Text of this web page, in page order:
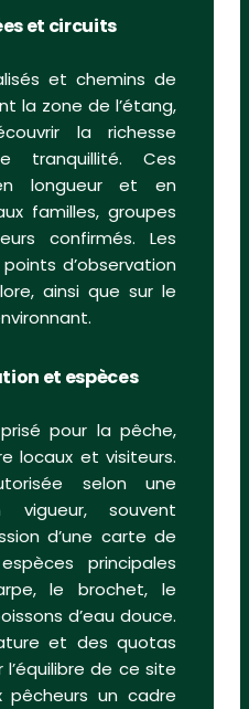
et circuits
et chemins de
la zone de l’étang,
la richesse
tranquillité. Ces
longueur et en
familles, groupes
confirmés. Les
d’observation
ainsi que sur le
et espèces
pour la pêche,
locaux et visiteurs.
selon une
vigueur, souvent
d’une carte de
principales
le brochet, le
d’eau douce.
et des quotas
de ce site
un cadre